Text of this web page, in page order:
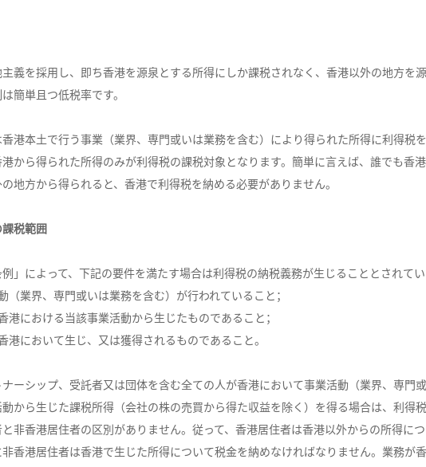
義を採用し、即ち香港を源泉とする所得にしか課税されなく、香港以外の地方を
簡単且つ低税率です。
港本土で行う事業（業界、専門或いは業務を含む）により得られた所得に利得税
から得られた所得のみが利得税の課税対象となります。簡単に言えば、誰でも香
地方から得られると、香港で利得税を納める必要がありません。
税範囲
」によって、下記の要件を満たす場合は利得税の納税義務が生じることとされてい
（業界、専門或いは業務を含む）が行われていること；
港における当該事業活動から生じたものであること；
港において生じ、又は獲得されるものであること。
ーシップ、受託者又は団体を含む全ての人が香港において事業活動（業界、専門
から生じた課税所得（会社の株の売買から得た収益を除く）を得る場合は、利得
非香港居住者の区別がありません。従って、香港居住者は香港以外からの所得に
非香港居住者は香港で生じた所得について税金を納めなければなりません。業務が